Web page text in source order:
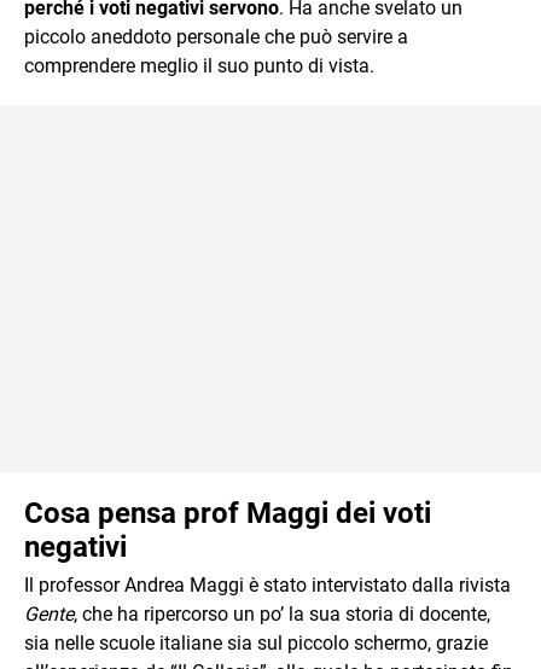
perché i voti negativi servono. Ha anche svelato un
piccolo aneddoto personale che può servire a
comprendere meglio il suo punto di vista.
Cosa pensa prof Maggi dei voti
negativi
Il professor Andrea Maggi è stato intervistato dalla rivista
Gente, che ha ripercorso un po’ la sua storia di docente,
sia nelle scuole italiane sia sul piccolo schermo, grazie